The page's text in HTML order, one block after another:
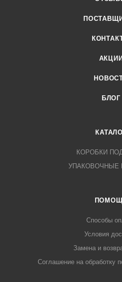
Для физических лиц - почтовой
АКЦИИ
БЛОГ
КОРОБКИ
УПАКОВОЧНЫЕ
Способы
Условия
Замена и
Соглашение на обработку